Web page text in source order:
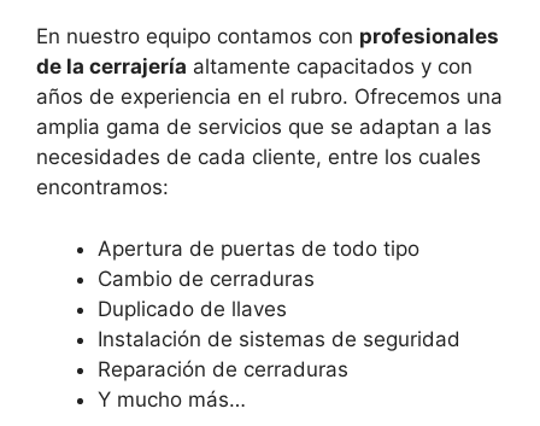
En nuestro equipo contamos con profesionales
de la cerrajería altamente capacitados y con
años de experiencia en el rubro. Ofrecemos una
amplia gama de servicios que se adaptan a las
necesidades de cada cliente, entre los cuales
encontramos:
Apertura de puertas de todo tipo
Cambio de cerraduras
Duplicado de llaves
Instalación de sistemas de seguridad
Reparación de cerraduras
Y mucho más…